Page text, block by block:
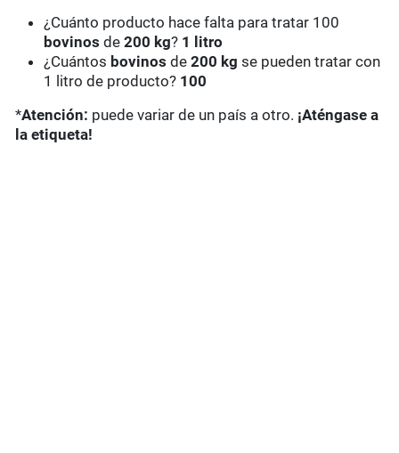
¿Cuánto producto hace falta para tratar 100
bovinos de200 kg? 1 litro
¿Cuántos bovinos de200 kgse pueden tratar con
1 litro de producto? 100
*Atención: puede variar de un país a otro. ¡Aténgase a
la etiqueta!